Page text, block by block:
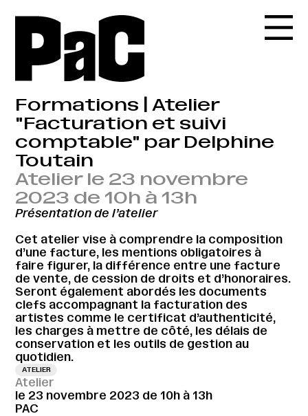
Formations | Atelier
"Facturation et suivi
comptable" par Delphine
Toutain
Atelier le 23 novembre
2023 de 10h à 13h
Présentation de l’atelier
Cet atelier vise à comprendre la composition
d’une facture, les mentions obligatoires à
faire figurer, la différence entre une facture
de vente, de cession de droits et d’honoraires.
Seront également abordés les documents
clefs accompagnant la facturation des
artistes comme le certificat d’authenticité,
les charges à mettre de côté, les délais de
conservation et les outils de gestion au
quotidien.
ATELIER
Atelier
le 23 novembre 2023 de 10h à 13h
PAC